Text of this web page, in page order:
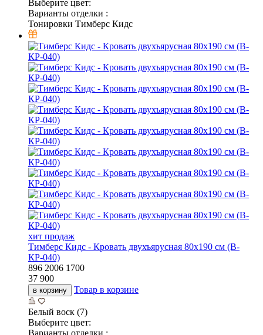
Выберите цвет:
Варианты отделки :
Тонировки Тимберс Кидс
хит продаж
Тимберс Кидс - Кровать двухъярусная 80х190 см (В-
КР-040)
896 2006 1700
37 900
в корзину Товар в корзине
Белый воск (7)
Выберите цвет: